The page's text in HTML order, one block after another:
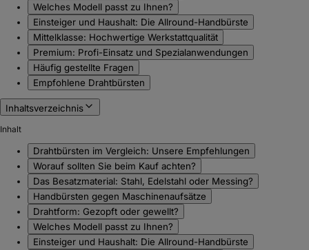
Welches Modell passt zu Ihnen?
Einsteiger und Haushalt: Die Allround-Handbürste
Mittelklasse: Hochwertige Werkstattqualität
Premium: Profi-Einsatz und Spezialanwendungen
Häufig gestellte Fragen
Empfohlene Drahtbürsten
Inhaltsverzeichnis
Inhalt
Drahtbürsten im Vergleich: Unsere Empfehlungen
Worauf sollten Sie beim Kauf achten?
Das Besatzmaterial: Stahl, Edelstahl oder Messing?
Handbürsten gegen Maschinenaufsätze
Drahtform: Gezopft oder gewellt?
Welches Modell passt zu Ihnen?
Einsteiger und Haushalt: Die Allround-Handbürste